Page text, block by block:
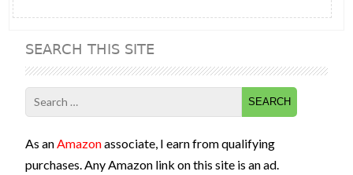
SEARCH THIS SITE
Search
for:
As anAmazonassociate, I earn from qualifying
purchases. Any Amazon link on this site is an ad.